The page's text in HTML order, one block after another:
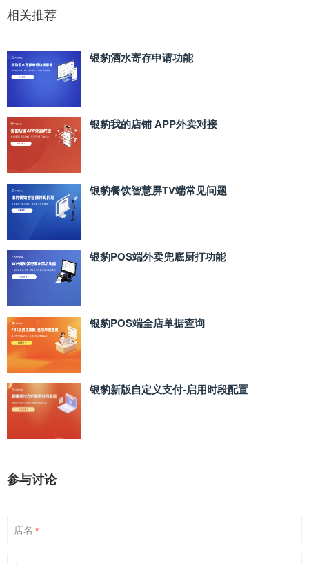
相关推荐
银豹酒水寄存申请功能
银豹我的店铺 APP外卖对接
银豹餐饮智慧屏TV端常见问题
银豹POS端外卖兜底厨打功能
银豹POS端全店单据查询
银豹新版自定义支付‑启用时段配置
参与讨论
店名 *